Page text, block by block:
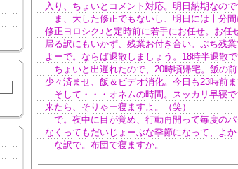
入り、ちょいとコメント対応。明日納期なので
ま、大した修正でもないし、明日には十分間
修正ヨロシク♪と定時前に若手にお任せ。お任
帰る訳にもいかず、残業お付き合い。ぷち残
よーで。ならば退散しましょう。18時半退散で
ちょいと出遅れたので、20時頃帰宅。飯の
少々済ませ、飯＆ビデオ消化。今日も23時前ま
そして・・・オネムの時間。スッカリ早寝
来たら、そりゃー寝ますよ。（笑）
で。夜中に目が覚め、行動再開って毎度の
なくってもだいじょーぶな季節になって、よか
な訳で。布団で寝ますか。